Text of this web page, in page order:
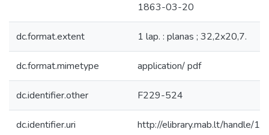
1863-03-20
dc.format.extent 1 lap. : planas ; 32,2x20,7.
dc.format.mimetype application/ pdf
dc.identifier.other F229-524
dc.identifier.uri http://elibrary.mab.lt/handle/1/